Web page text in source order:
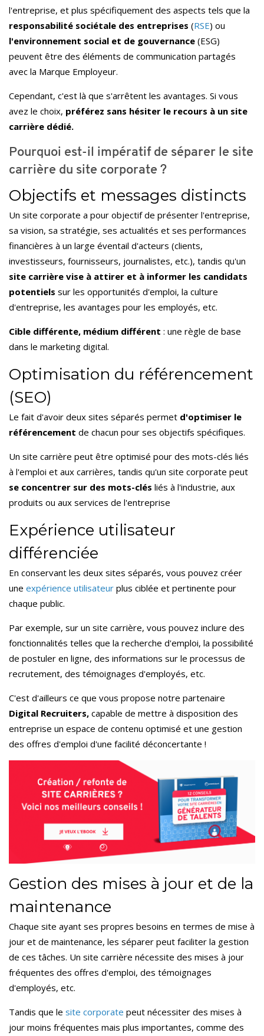
l'entreprise, et plus spécifiquement des aspects tels que la
responsabilité sociétale des entreprises (RSE) ou
l'environnement social et de gouvernance (ESG)
peuvent être des éléments de communication partagés
avec la Marque Employeur.
Cependant, c'est là que s'arrêtent les avantages. Si vous
avez le choix, préférez sans hésiter le recours à un site
carrière dédié.
Pourquoi est-il impératif de séparer le site
carrière du site corporate ?
Objectifs et messages distincts
Un site corporate a pour objectif de présenter l'entreprise,
sa vision, sa stratégie, ses actualités et ses performances
financières à un large éventail d'acteurs (clients,
investisseurs, fournisseurs, journalistes, etc.), tandis qu'un
site carrière vise à attirer et à informer les candidats
potentiels sur les opportunités d'emploi, la culture
d'entreprise, les avantages pour les employés, etc.
Cible différente, médium différent : une règle de base
dans le marketing digital.
Optimisation du référencement
(SEO)
Le fait d'avoir deux sites séparés permet d'optimiser le
référencement de chacun pour ses objectifs spécifiques.
Un site carrière peut être optimisé pour des mots-clés liés
à l'emploi et aux carrières, tandis qu'un site corporate peut
se concentrer sur des mots-clés liés à l'industrie, aux
produits ou aux services de l'entreprise
Expérience utilisateur
différenciée
En conservant les deux sites séparés, vous pouvez créer
une expérience utilisateur plus ciblée et pertinente pour
chaque public.
Par exemple, sur un site carrière, vous pouvez inclure des
fonctionnalités telles que la recherche d'emploi, la possibilité
de postuler en ligne, des informations sur le processus de
recrutement, des témoignages d'employés, etc.
C'est d'ailleurs ce que vous propose notre partenaire
Digital Recruiters, capable de mettre à disposition des
entreprise un espace de contenu optimisé et une gestion
des offres d'emploi d'une facilité déconcertante !
Gestion des mises à jour et de la
maintenance
Chaque site ayant ses propres besoins en termes de mise à
jour et de maintenance, les séparer peut faciliter la gestion
de ces tâches. Un site carrière nécessite des mises à jour
fréquentes des offres d'emploi, des témoignages
d'employés, etc.
Tandis que le site corporate peut nécessiter des mises à
jour moins fréquentes mais plus importantes, comme des